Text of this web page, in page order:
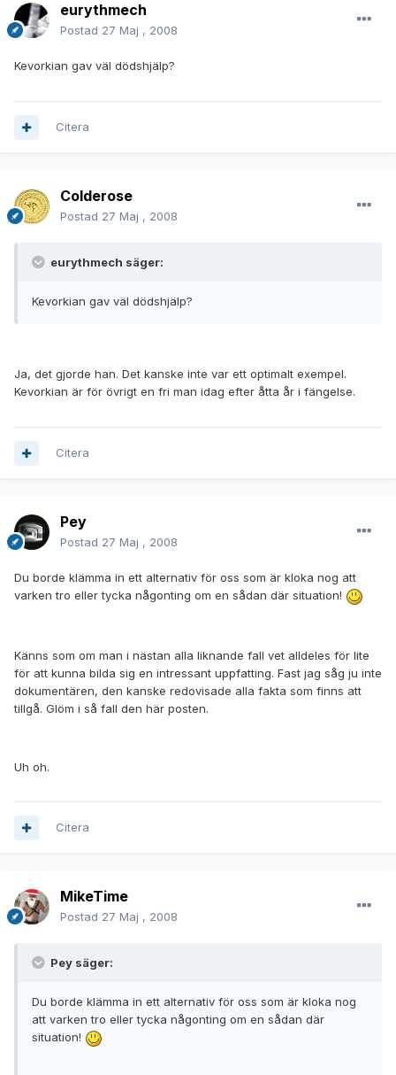
eurythmech
Postad 27 Maj , 2008
Kevorkian gav väl dödshjälp?
Citera
Colderose
Postad 27 Maj , 2008
eurythmech säger:
Kevorkian gav väl dödshjälp?
Ja, det gjorde han. Det kanske inte var ett optimalt exempel.
Kevorkian är för övrigt en fri man idag efter åtta år i fängelse.
Citera
Pey
Postad 27 Maj , 2008
Du borde klämma in ett alternativ för oss som är kloka nog att
varken tro eller tycka någonting om en sådan där situation!
Känns som om man i nästan alla liknande fall vet alldeles för lite
för att kunna bilda sig en intressant uppfatting. Fast jag såg ju inte
dokumentären, den kanske redovisade alla fakta som finns att
tillgå. Glöm i så fall den här posten.
Uh oh.
Citera
MikeTime
Postad 27 Maj , 2008
Pey säger:
Du borde klämma in ett alternativ för oss som är kloka nog
att varken tro eller tycka någonting om en sådan där
situation!